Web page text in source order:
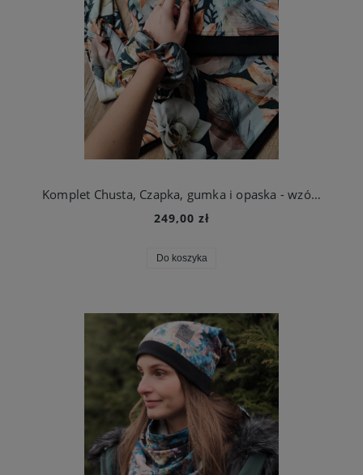
Komplet Chusta, Czapka, gumka i opaska - wzór do wyboru
249,00 zł
Do koszyka